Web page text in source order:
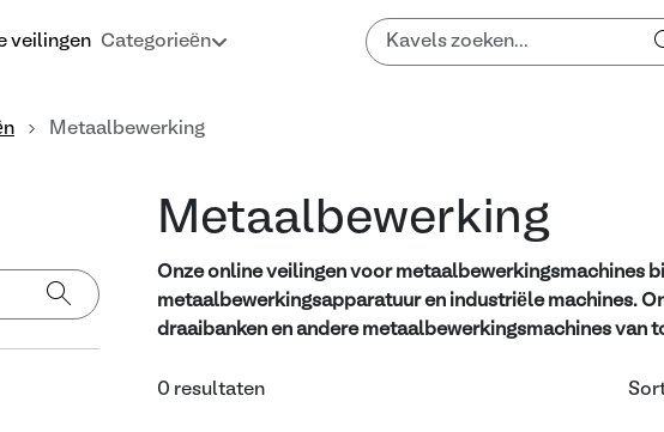
veilingen Categorieën
Metaalbewerking
Metaalbewerking
Onze online veilingen voor metaalbewerkingsmachines
metaalbewerkingsapparatuur en industriële machines.
draaibanken en andere metaalbewerkingsmachines van
0 resultaten